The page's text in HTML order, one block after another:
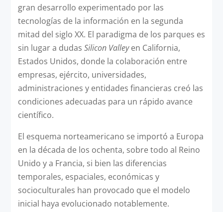
gran desarrollo experimentado por las
tecnologías de la información en la segunda
mitad del siglo XX. El paradigma de los parques es
sin lugar a dudas Silicon Valleyen California,
Estados Unidos, donde la colaboración entre
empresas, ejército, universidades,
administraciones y entidades financieras creó las
condiciones adecuadas para un rápido avance
científico.
El esquema norteamericano se importó a Europa
en la década de los ochenta, sobre todo al Reino
Unido y a Francia, si bien las diferencias
temporales, espaciales, económicas y
socioculturales han provocado que el modelo
inicial haya evolucionado notablemente.